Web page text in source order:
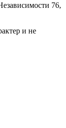
76,
и не